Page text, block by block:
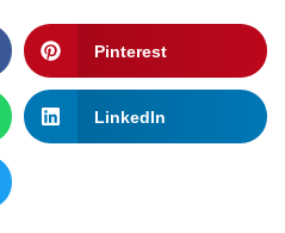
Pinterest
LinkedIn